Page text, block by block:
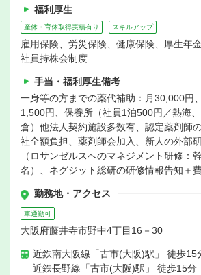
福利厚生
産休・育休取得実績有り スキルアップ
雇用保険、労災保険、健康保険、厚生年
社員持株会制度
手当・福利厚生備考
一身等の方までの薬代補助：月30,000円
1,500円、保養所（社員1泊500円／熱海
倉）他法人契約施設多数有、認定薬剤師
社全額負担、薬剤師会加入、新人の外部
（ロサンゼルスへのマネジメント研修：
名）、ネグジット総研の研修情報告知＋
勤務地・アクセス
車通勤可
大阪府藤井寺市野中4丁目16－30
近鉄南大阪線「古市(大阪)駅」 徒歩15
近鉄長野線「古市(大阪)駅」 徒歩15分